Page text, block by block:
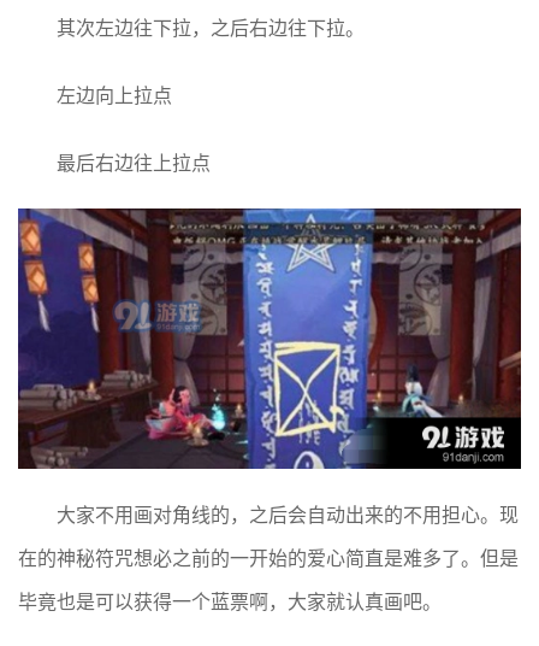
其次左边往下拉，之后右边往下拉。
左边向上拉点
最后右边往上拉点
大家不用画对角线的，之后会自动出来的不用担心。现
在的神秘符咒想必之前的一开始的爱心简直是难多了。但是
毕竟也是可以获得一个蓝票啊，大家就认真画吧。